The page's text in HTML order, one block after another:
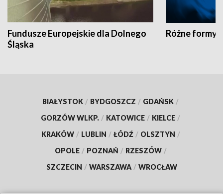
Fundusze Europejskie dla Dolnego
Śląska
Różne formy
BIAŁYSTOK / BYDGOSZCZ / GDAŃSK /
GORZÓW WLKP. / KATOWICE / KIELCE /
KRAKÓW / LUBLIN / ŁÓDŹ / OLSZTYN /
OPOLE / POZNAŃ / RZESZÓW /
SZCZECIN / WARSZAWA / WROCŁAW